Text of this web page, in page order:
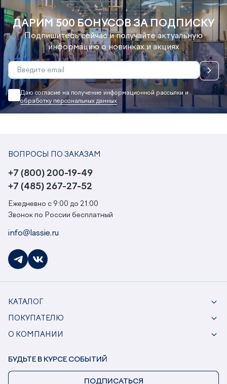
ДАРИМ 500 БОНУСОВ ЗА ПОДПИСКУ
Подпишитесь сейчас и получайте актуальную
информацию о новинках и акциях
Даю согласие на получение информационной рассылки и
обработку персональных данных
ВОПРОСЫ ПО ЗАКАЗАМ
+7 (800) 200-19-49
+7 (485) 267-27-52
Ежедневно с 9:00 до 21:00
Звонок по России бесплатный
info@lassie.ru
КАТАЛОГ
ПОКУПАТЕЛЮ
О КОМПАНИИ
БУДЬТЕ В КУРСЕ СОБЫТИЙ
ПОДПИСАТЬСЯ